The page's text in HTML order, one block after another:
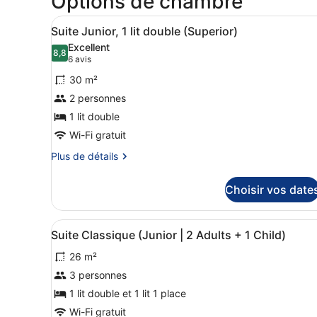
Afficher
toutes
les
photos
pour
ce
type
de
chambre :
1
lit
double
(Superior)
Une chambre d’hôtel
8
Suite Junior, 1 lit double (Superior)
8,88,8 sur 10
Excellent
6 avis
(6 avis)
30 m²
2 personnes
1 lit double
Wi-Fi gratuit
Plus de détails
Plus
le
type
de
Suite
Junior,
1
lit
double
Choisir vos
Afficher
toutes
les
photos
pour
ce
Une chambre d’hôtel
7
Suite Classique (Junior | 2 Adults + 1 Child)
26 m²
3 personnes
1 lit double et 1 lit 1 place
Wi-Fi gratuit